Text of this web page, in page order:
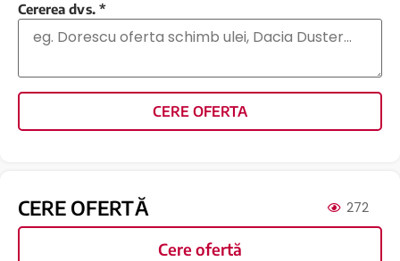
Cererea dvs. *
CERE OFERTA
CERE OFERTĂ 272
Cere ofertă